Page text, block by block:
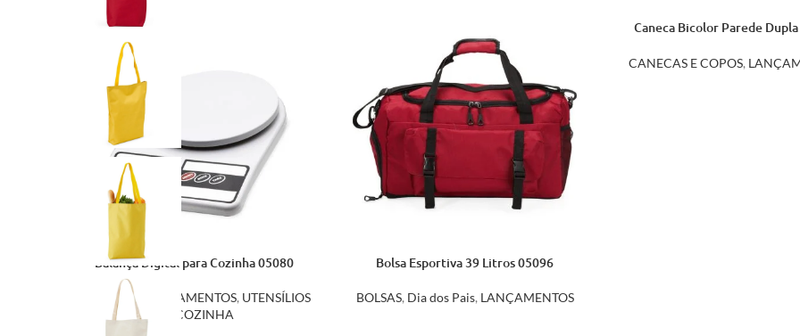
Balança Digital para Cozinha 05080
COZINHA LANÇAMENTOS, UTENSÍLIOS
DE COZINHA
Bolsa Esportiva 39 Litros 05096
BOLSAS, Dia dos Pais, LANÇAMENTOS
Caneca Bicolor Parede
CANECAS E COPOS,